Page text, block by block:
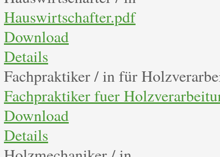
Hauswirtschafter.pdf
Download
Details
Fachpraktiker / in für
Fachpraktiker fuer
Download
Details